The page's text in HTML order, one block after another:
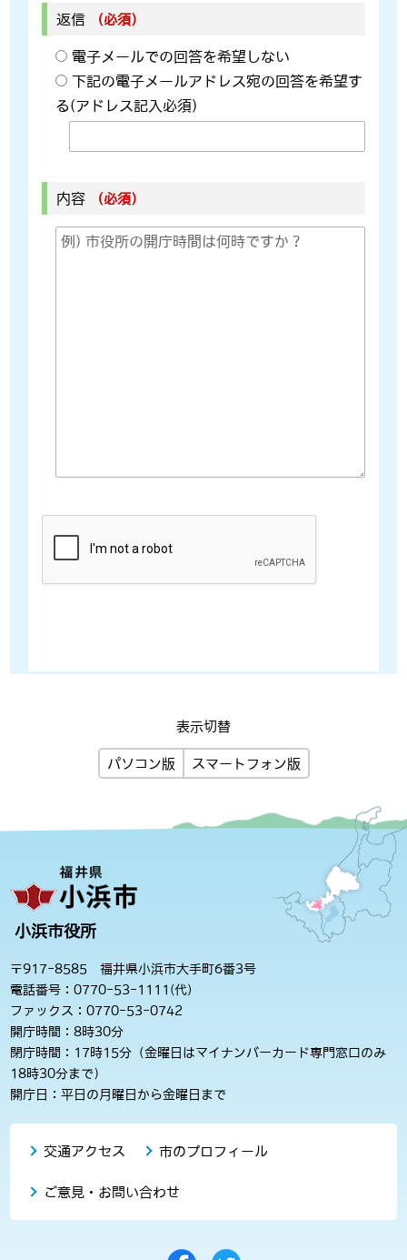
返信 （必須）
電子メールでの回答を希望しない
下記の電子メールアドレス宛の回答を希望す
る(アドレス記入必須)
内容 （必須）
表示切替
パソコン版 スマートフォン版
小浜市役所
〒917-8585 福井県小浜市大手町6番3号
電話番号：0770-53-1111(代)
ファックス：0770-53-0742
開庁時間：8時30分
閉庁時間：17時15分（金曜日はマイナンバーカード専門窓口のみ
18時30分まで）
開庁日：平日の月曜日から金曜日まで
交通アクセス 市のプロフィール
ご意見・お問い合わせ